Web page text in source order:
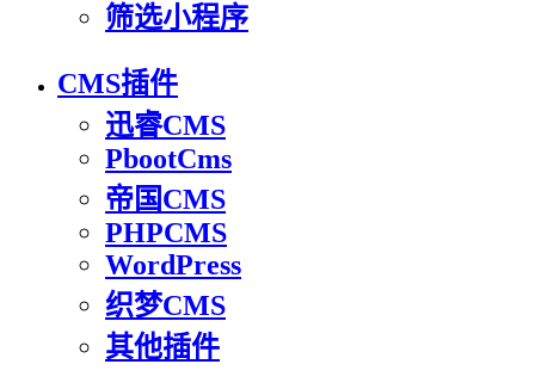
筛选小程序
CMS插件
迅睿CMS
PbootCms
帝国CMS
PHPCMS
WordPress
织梦CMS
其他插件